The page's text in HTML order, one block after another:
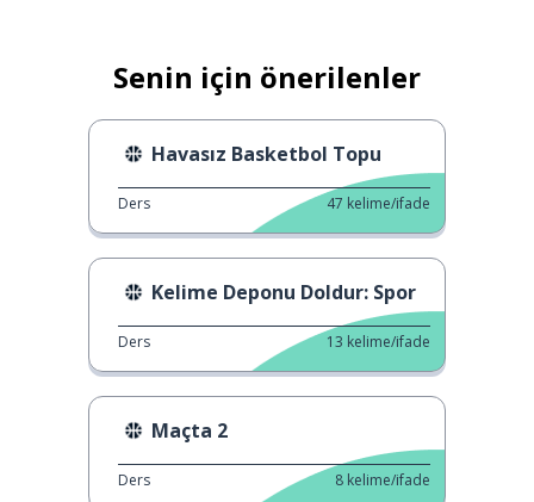
Senin için önerilenler
Havasız Basketbol Topu
Ders 47 kelime/ifade
Kelime Deponu Doldur: Spor
Ders 13 kelime/ifade
Maçta 2
Ders 8 kelime/ifade